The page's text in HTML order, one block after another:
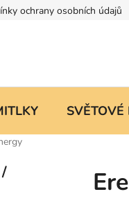
ochrany osobních údajů